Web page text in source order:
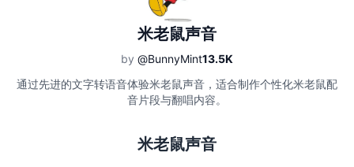
米老鼠声音
by @BunnyMint13.5K
通过先进的文字转语音体验米老鼠声音，适合制作个性化米老鼠配
音片段与翻唱内容。
米老鼠声音